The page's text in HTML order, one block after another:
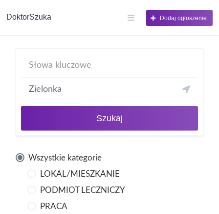
DoktorSzuka Dodaj ogłoszenie
Szukaj
Wszystkie kategorie
LOKAL/MIESZKANIE
PODMIOT LECZNICZY
PRACA